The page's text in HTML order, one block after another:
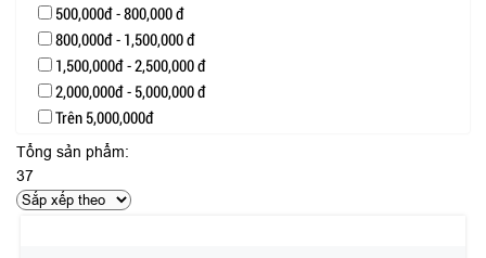
500,000đ - 800,000 đ
800,000đ - 1,500,000 đ
1,500,000đ - 2,500,000 đ
2,000,000đ - 5,000,000 đ
Trên 5,000,000đ
Tổng sản phẩm:
37